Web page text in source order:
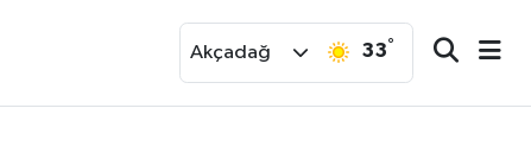
Akçadağ 33°